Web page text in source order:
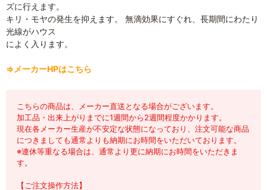
ズに行えます。
キリ・モヤの発生を抑えます。 無滴効果にすぐれ、長期間にわたり
光線がハウス
によく入ります。
⇒メーカーHPはこちら
こちらの商品は、メーカー直送となる場合がございます。
加工品・出来上がりまでに1週間から2週間程度かかります。
現在各メーカー生産が不安定な状態になっており、注文可能な商品
につきましても通常よりも納期にお時間をいただいております。
※連休等重なる場合は、通常より更に納期にお時間をいただきま
す。
【ご注文操作方法】